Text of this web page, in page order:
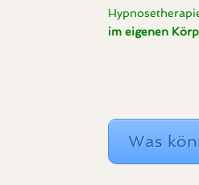
im eigenen
Was